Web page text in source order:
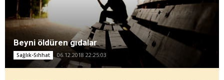
Beyni öldüren gıdalar
Sağlık-Sıhhat 06.12.2018 22:25:03